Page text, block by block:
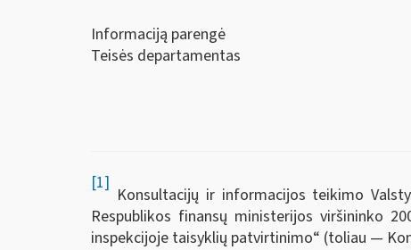
Informaciją parengė
Teisės departamentas
[1]
Konsultacijų ir informacijos teikimo
Respublikos finansų ministerijos viršininko
inspekcijoje taisyklių patvirtinimo“ (toliau —